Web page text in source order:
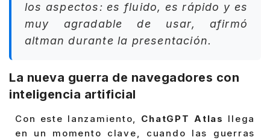
los aspectos: es fluido, es rápido y es
muy agradable de usar, afirmó
altman durante la presentación.
La nueva guerra de navegadores con
inteligencia artificial
Con este lanzamiento, ChatGPT Atlas llega
en un momento clave, cuando las guerras